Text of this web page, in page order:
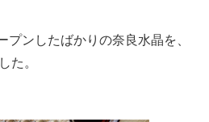
ンしたばかりの奈良水晶を、
た。